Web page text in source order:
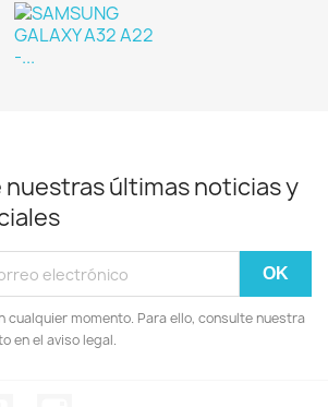
últimas noticias y
cualquier momento. Para ello, consulte nuestra
en el aviso legal.